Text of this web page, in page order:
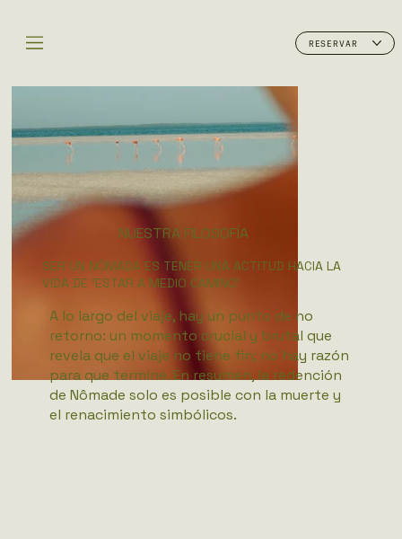
RESERVAR
NUESTRA FILOSOFÍA
SER UN NÓMADA ES TENER UNA ACTITUD HACIA LA
VIDA DE 'ESTAR A MEDIO CAMINO'
A lo largo del viaje, hay un punto de no
retorno: un momento crucial y brutal que
revela que el viaje no tiene fin; no hay razón
para que termine. En resumen, la redención
de Nômade solo es posible con la muerte y
el renacimiento simbólicos.